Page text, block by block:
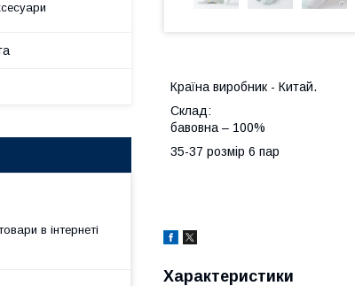
Країна виробник - Китай.
Склад:
бавовна – 100%
35-37 розмір 6 пар
Характеристики
в інтернеті